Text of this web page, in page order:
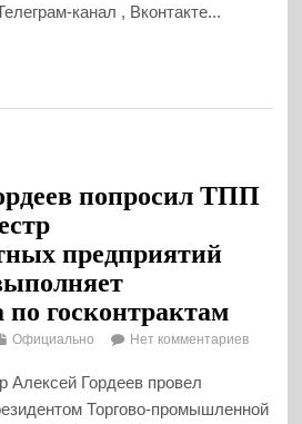
канал , Вконтакте...
попросил ТПП
предприятий
по госконтрактам
Официально Нет комментариев
Алексей Гордеев провел
Торгово-промышленной